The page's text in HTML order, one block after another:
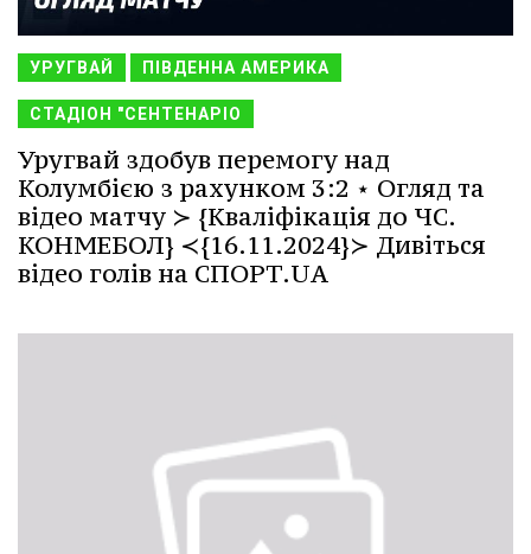
УРУГВАЙ ПІВДЕННА АМЕРИКА
СТАДІОН "СЕНТЕНАРІО
Уругвай здобув перемогу над
Колумбією з рахунком 3:2 ⋆ Огляд та
відео матчу ≻ {Кваліфікація до ЧС.
КОНМЕБОЛ} ≺{16.11.2024}≻ Дивіться
відео голів на СПОРТ.UA